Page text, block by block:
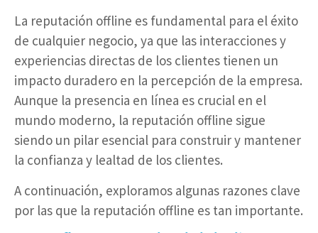
La reputación offline es fundamental para el éxito
de cualquier negocio, ya que las interacciones y
experiencias directas de los clientes tienen un
impacto duradero en la percepción de la empresa.
Aunque la presencia en línea es crucial en el
mundo moderno, la reputación offline sigue
siendo un pilar esencial para construir y mantener
la confianza y lealtad de los clientes.
A continuación, exploramos algunas razones clave
por las que la reputación offline es tan importante.